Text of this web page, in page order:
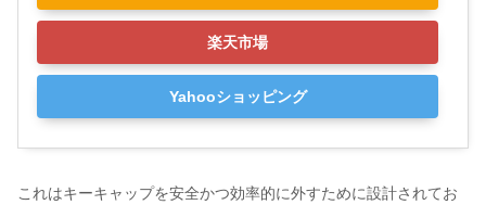
楽天市場
Yahooショッピング
これはキーキャップを安全かつ効率的に外すために設計されてお